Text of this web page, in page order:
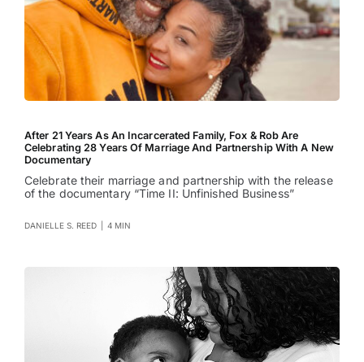
After 21 Years As An Incarcerated Family, Fox & Rob Are
Celebrating 28 Years Of Marriage And Partnership With A New
Documentary
Celebrate their marriage and partnership with the release
of the documentary “Time II: Unfinished Business”
DANIELLE S. REED 4 MIN